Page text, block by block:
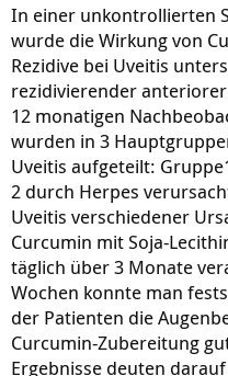
In einer unkontrollierten
wurde die Wirkung von
Rezidive bei Uveitis
rezidivierender
12 monatigen
wurden in 3
Uveitis aufgeteilt:
2 durch Herpes
Uveitis verschiedener
Curcumin mit Soja-
täglich über 3 Monate
Wochen konnte man
der Patienten die
Curcumin-Zubereitung
Ergebnisse deuten